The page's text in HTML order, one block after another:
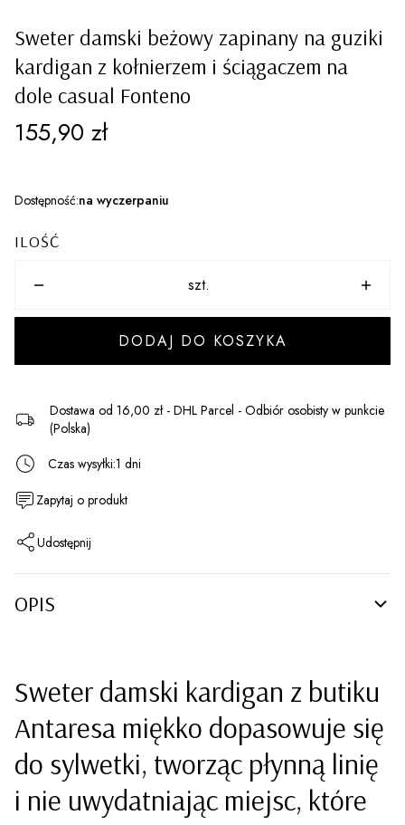
Sweter damski beżowy zapinany na guziki
kardigan z kołnierzem i ściągaczem na
dole casual Fonteno
Cena
155,90 zł
Dostępność:na wyczerpaniu
ILOŚĆ
szt.
DODAJ DO KOSZYKA
Dostawa od 16,00 zł - DHL Parcel - Odbiór osobisty w punkcie
(Polska)
Czas wysyłki:1 dni
Zapytaj o produkt
Udostępnij
OPIS
Sweter damski kardigan z butiku
Antaresa miękko dopasowuje się
do sylwetki, tworząc płynną linię
i nie uwydatniając miejsc, które